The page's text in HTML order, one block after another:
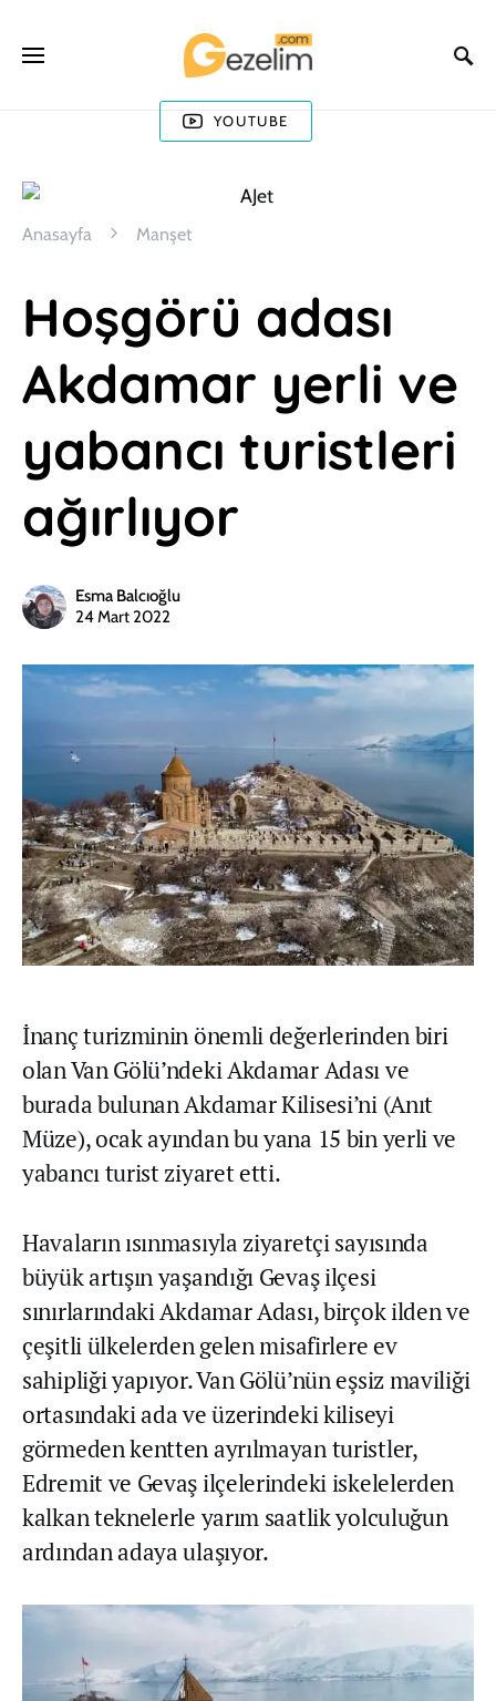
YOUTUBE
Anasayfa Manşet
Hoşgörü adası
Akdamar yerli ve
yabancı turistleri
ağırlıyor
Esma Balcıoğlu
24 Mart 2022
İnanç turizminin önemli değerlerinden biri
olan Van Gölü’ndeki Akdamar Adası ve
burada bulunan Akdamar Kilisesi’ni (Anıt
Müze), ocak ayından bu yana 15 bin yerli ve
yabancı turist ziyaret etti.
Havaların ısınmasıyla ziyaretçi sayısında
büyük artışın yaşandığı Gevaş ilçesi
sınırlarındaki Akdamar Adası, birçok ilden ve
çeşitli ülkelerden gelen misafirlere ev
sahipliği yapıyor. Van Gölü’nün eşsiz maviliği
ortasındaki ada ve üzerindeki kiliseyi
görmeden kentten ayrılmayan turistler,
Edremit ve Gevaş ilçelerindeki iskelelerden
kalkan teknelerle yarım saatlik yolculuğun
ardından adaya ulaşıyor.